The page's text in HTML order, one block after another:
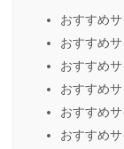
おすすめ
おすすめ
おすすめ
おすすめ
おすすめ
おすすめ